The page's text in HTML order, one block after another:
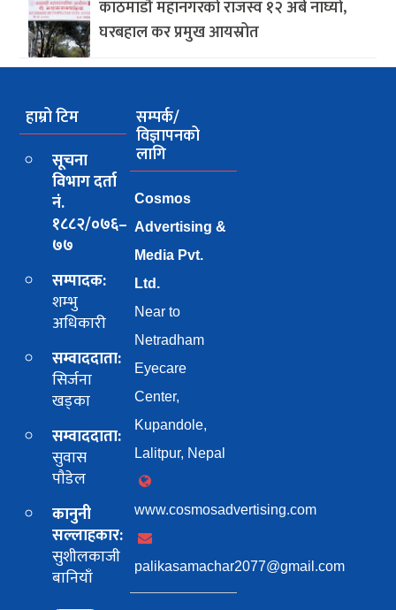
काठमाडौं महानगरको राजस्व १२ अर्ब नाघ्यो,
घरबहाल कर प्रमुख आयस्रोत
हाम्रो टिम
सूचना
विभाग दर्ता
नं.
१८८२/०७६–
७७
सम्पादक:
शम्भु
अधिकारी
सम्वाददाता:
सिर्जना
खड्का
सम्वाददाता:
सुवास
पाैडेल
कानुनी
सल्लाहकार:
सुशीलकाजी
बानियाँ
सम्पर्क/
विज्ञापनको
लागि
Cosmos
Advertising &
Media Pvt.
Ltd.
Near to
Netradham
Eyecare
Center,
Kupandole,
Lalitpur, Nepal
www.cosmosadvertising.com
palikasamachar2077@gmail.com